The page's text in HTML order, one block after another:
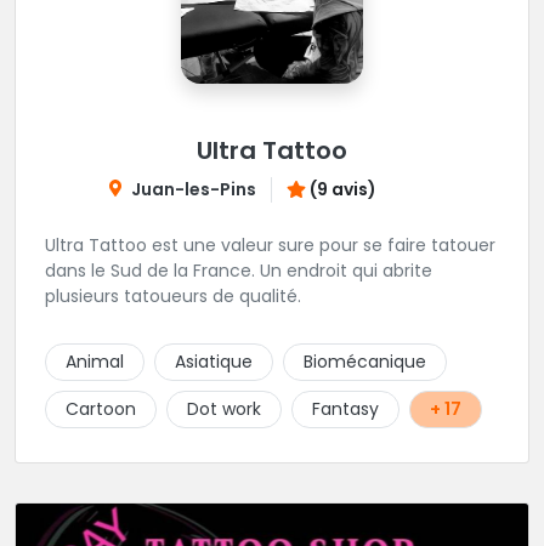
Ultra Tattoo
Juan-les-Pins (9 avis)
Ultra Tattoo est une valeur sure pour se faire tatouer
dans le Sud de la France. Un endroit qui abrite
plusieurs tatoueurs de qualité.
Animal Asiatique
Biomécanique
Cartoon
Dot work Fantasy + 17